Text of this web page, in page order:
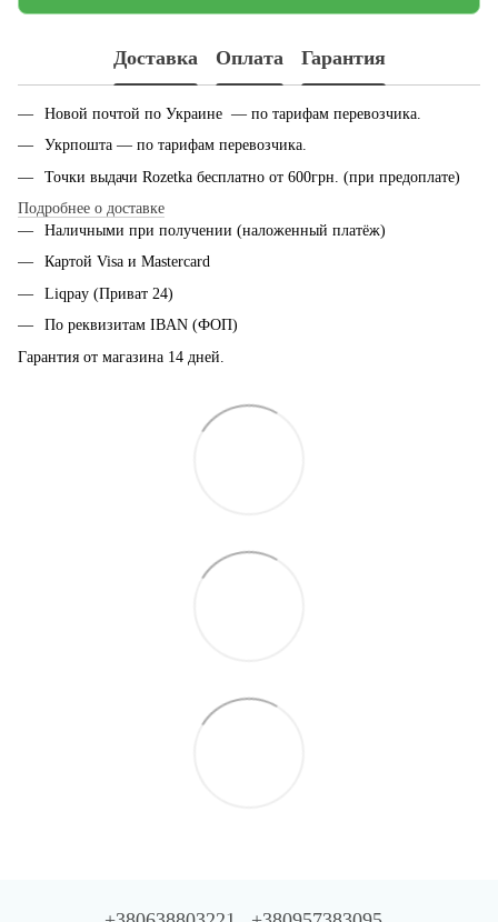
Доставка Оплата Гарантия
Новой почтой по Украине — по тарифам перевозчика.
Укрпошта — по тарифам перевозчика.
Точки выдачи Rozetka бесплатно от 600грн. (при предоплате)
Подробнее о доставке
Наличными при получении (наложенный платёж)
Картой Visa и Mastercard
Liqpay (Приват 24)
По реквизитам IBAN (ФОП)
Гарантия от магазина 14 дней.